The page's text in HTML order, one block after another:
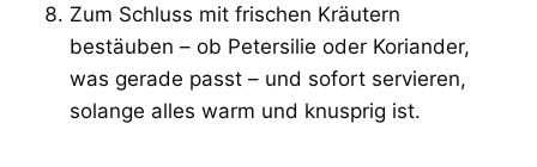
Zum Schluss mit frischen Kräutern
bestäuben – ob Petersilie oder Koriander,
was gerade passt – und sofort servieren,
solange alles warm und knusprig ist.